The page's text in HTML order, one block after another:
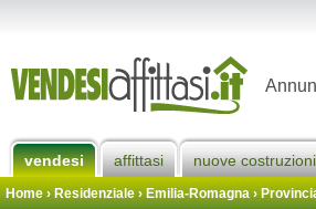
vendesi affittasi nuove costruzioni
Home› Residenziale › Emilia-Romagna ›